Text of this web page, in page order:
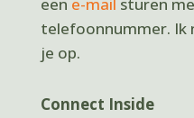
telefoonnummer. Ik
je op.
Connect Inside